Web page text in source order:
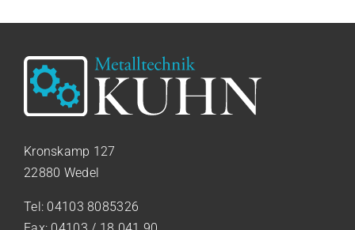
Kronskamp 127
22880 Wedel
Tel: 04103 8085326